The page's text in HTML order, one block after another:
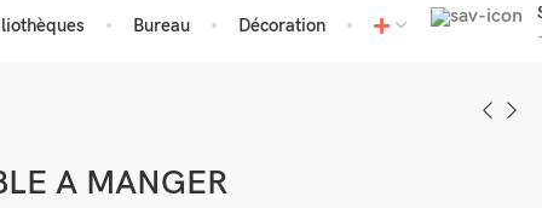
Bureau Décoration
A MANGER